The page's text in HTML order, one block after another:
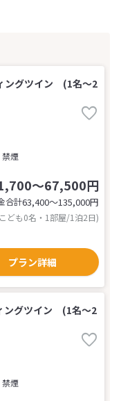
ングツイン (1名～2
禁煙
～67,500円
合計63,400〜135,000円
ども0名・1部屋/1泊2日)
プラン詳細
ングツイン (1名～2
禁煙